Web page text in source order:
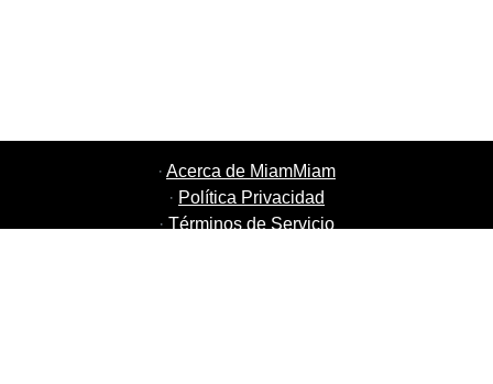
· Acerca de MiamMiam
· Política Privacidad
· Términos de Servicio